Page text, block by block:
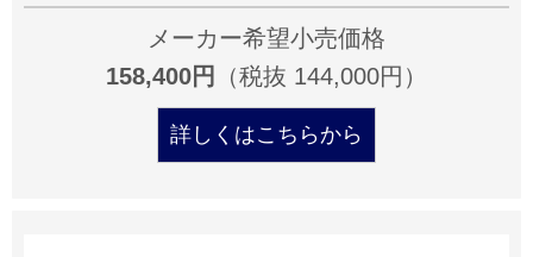
メーカー希望小売価格
158,400円
（税抜 144,000円）
詳しくはこちらから